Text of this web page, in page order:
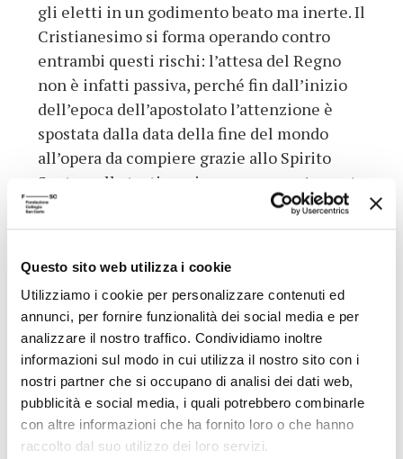
Questo sito web utilizza i cookie
Utilizziamo i cookie per personalizzare contenuti ed
annunci, per fornire funzionalità dei social media e per
analizzare il nostro traffico. Condividiamo inoltre
informazioni sul modo in cui utilizza il nostro sito con i
nostri partner che si occupano di analisi dei dati web,
pubblicità e social media, i quali potrebbero combinarle
con altre informazioni che ha fornito loro o che hanno
raccolto dal suo utilizzo dei loro servizi.
gli eletti in un godimento beato ma inerte. Il
Cristianesimo si forma operando contro
entrambi questi rischi: l’attesa del Regno
non è infatti passiva, perché fin dall’inizio
dell’epoca dell’apostolato l’attenzione è
spostata dalla data della fine del mondo
all’opera da compiere grazie allo Spirito
Santo e alla testimonianza operosa. A questa
apocalittica è infine contrapposta la
funzione liberan-e della visione del mondo
di apocalisse presenti in ogni epoca di
transizione sta tuttavia secondo de Martino
nell’umanesimo integrale: «alla mente
abbiamo già davanti il quadro di un uma-
nesimo integrale, ma in noi e intorno a noi
c’è l’insidia dell’angoscia e il bisogno del
porto sicuro».